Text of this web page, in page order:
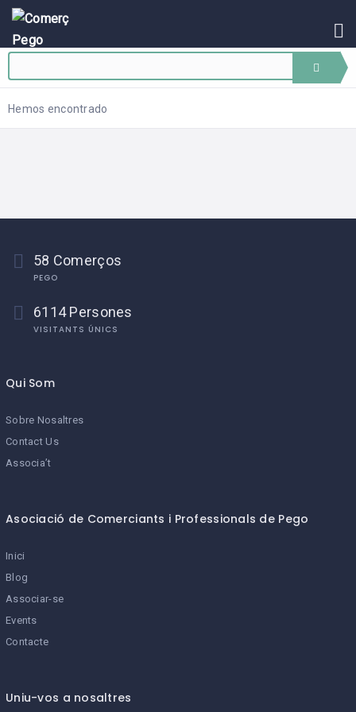
INICI
BLOG
SE
Hemos encontrado
58 Comerços
PEGO
6114 Persones
VISITANTS ÚNICS
Qui Som
Sobre Nosaltres
Contact Us
Associa’t
Asociació de Comerciants i Professionals de Pego
Inici
Blog
Associar-se
Events
Contacte
Uniu-vos a nosaltres